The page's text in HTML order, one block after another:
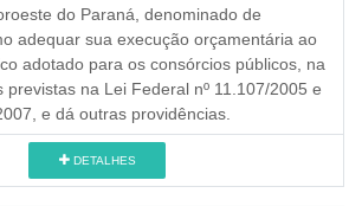
do Paraná, denominado de
adequar sua execução orçamentária ao
adotado para os consórcios públicos, na
previstas na Lei Federal nº 11.107/2005 e
e dá outras providências.
DETALHES